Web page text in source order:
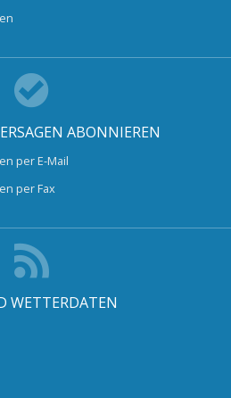
ABONNIEREN
per E-Mail
per Fax
WETTERDATEN